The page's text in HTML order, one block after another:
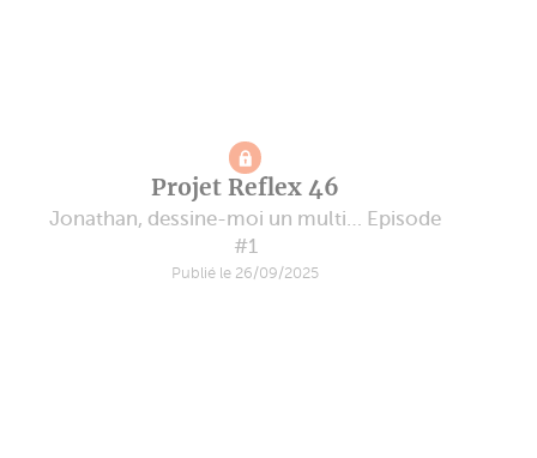
Projet Reflex 46
Jonathan, dessine-moi un multi… Episode
#1
Publié le 26/09/2025